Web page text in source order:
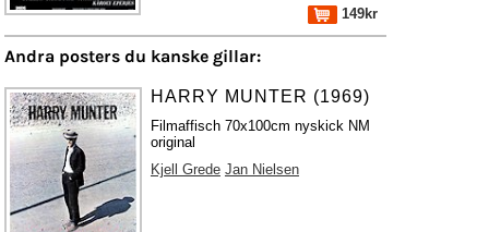
149kr
Andra posters du kanske gillar:
HARRY MUNTER (1969)
Filmaffisch 70x100cm nyskick NM
original
Kjell Grede Jan Nielsen